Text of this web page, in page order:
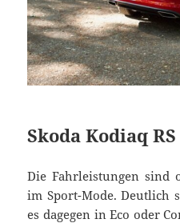
Skoda Kodiaq
Die Fahrleistungen sind
im Sport-Mode. Deutlich
es dagegen in Eco oder